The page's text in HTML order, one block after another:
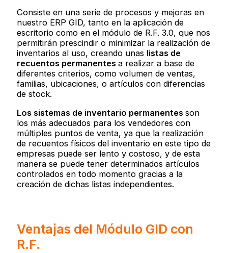
Consiste en una serie de procesos y mejoras en
nuestro ERP GID, tanto en la aplicación de
escritorio como en el módulo de R.F. 3.0, que nos
permitirán prescindir o minimizar la realización de
inventarios al uso, creando unas listas de
recuentos permanentes a realizar a base de
diferentes criterios, como volumen de ventas,
familias, ubicaciones, o artículos con diferencias
de stock.
Los sistemas de inventario permanentes son
los más adecuados para los vendedores con
múltiples puntos de venta, ya que la realización
de recuentos físicos del inventario en este tipo de
empresas puede ser lento y costoso, y de esta
manera se puede tener determinados artículos
controlados en todo momento gracias a la
creación de dichas listas independientes.
Ventajas del Módulo GID con
R.F.